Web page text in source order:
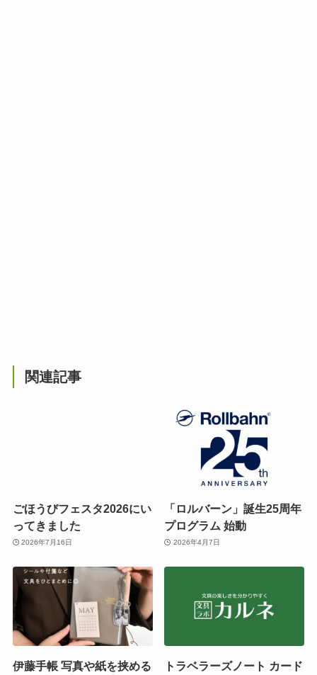
関連記事
ごほうびフェスタ2026にい
ってきました
2026年7月16日
「ロルバーン」誕生25周年
プログラム 始動
2026年4月7日
伊藤手帳 写真や紙を挟める
トラベラーズノート カード